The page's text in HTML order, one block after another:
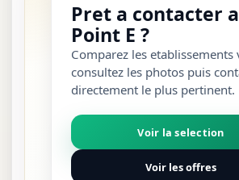
Pret a contacter a
Point E ?
Comparez les etablissements
consultez les photos puis
directement le plus pertinent.
Voir la selection
Voir les offres